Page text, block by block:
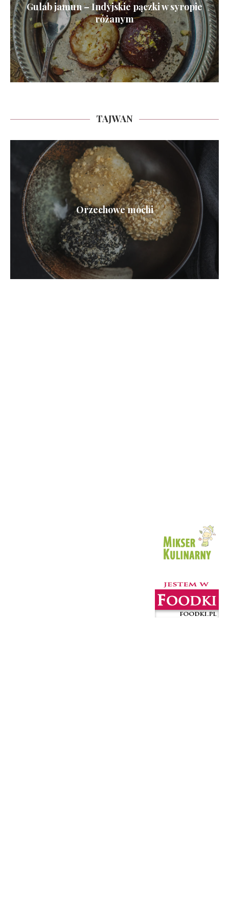
Gulab jamun – Indyjskie pączki w syropie
różanym
TAJWAN
Orzechowe mochi